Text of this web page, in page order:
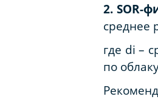
2. SOR-
среднее
где di –
по